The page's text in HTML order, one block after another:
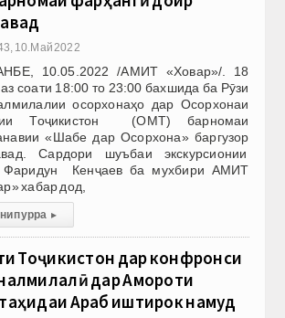
10.Май 2022
10.05.2022 /АМИТ «Ховар»/. 18
соати 18:00 то 23:00 бахшида ба Рӯзи
осорхонаҳо дар Осорхонаи
Тоҷикистон (ОМТ) барномаи
«Шабе дар Осорхона» баргузор
Сардори шуъбаи экскурсионии
Кенҷаев ба мухбири АМИТ
хабар дод,
пурра ▸
Тоҷикистон дар конфронси
дар Амороти
Араб иштирок намуд